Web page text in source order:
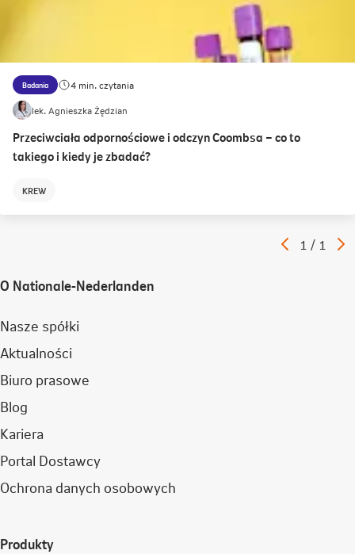
Poprzedni
artykuł
Artykuł
1 / 1
Badania
4 min. czytania
lek. Agnieszka Żędzian
Przeciwciała odpornościowe i odczyn Coombsa – co to
takiego i kiedy je zbadać?
KREW
O Nationale-Nederlanden
Nasze spółki
Aktualności
Biuro prasowe
Blog
Kariera
Portal Dostawcy
Ochrona danych osobowych
Produkty